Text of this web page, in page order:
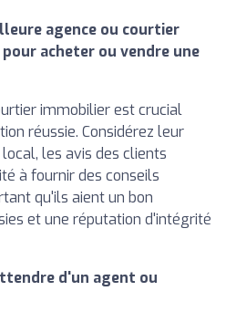
agence ou courtier
acheter ou vendre une
immobilier est crucial
réussie. Considérez leur
les avis des clients
à fournir des conseils
qu'ils aient un bon
et une réputation d'intégrité
d'un agent ou